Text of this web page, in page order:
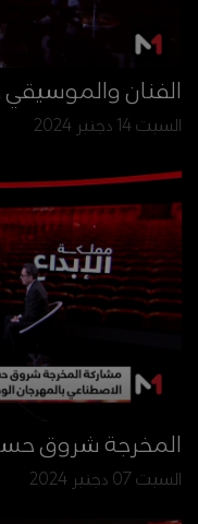
الفنان
السبت 14 دجنبر 2024
المخرجة شروق
السبت 07 دجنبر 2024